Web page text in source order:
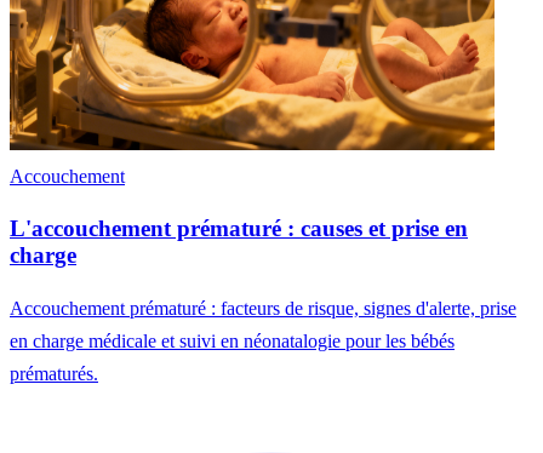
Accouchement
L'accouchement prématuré : causes et prise en
charge
Accouchement prématuré : facteurs de risque, signes d'alerte, prise
en charge médicale et suivi en néonatalogie pour les bébés
prématurés.